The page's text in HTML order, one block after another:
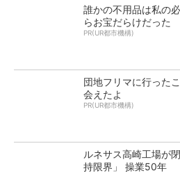
誰かの不用品は私の
らお宝だらけだった
PR(UR都市機構)
団地フリマに行った
会えたよ
PR(UR都市機構)
ルネサス高崎工場が
持限界」 操業50年